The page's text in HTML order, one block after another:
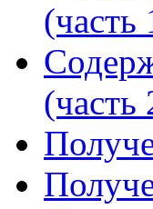
(часть
(часть